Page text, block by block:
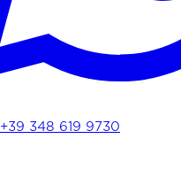
+39 348 619 9730